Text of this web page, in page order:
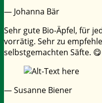
— Johanna Bär
Sehr gute Bio-Äpfel, für
vorrätig. Sehr zu
selbstgemachten Säfte. 😋
— Susanne Biener